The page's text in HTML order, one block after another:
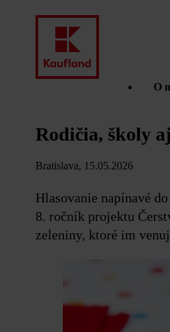
O
Rodičia, školy
Bratislava, 15.05.2026
Hlasovanie napínavé
8. ročník projektu
zeleniny, ktoré im